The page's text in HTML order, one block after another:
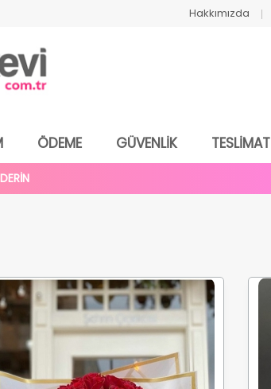
Hakkımızda
ÖDEME GÜVENLİK TESLİMAT